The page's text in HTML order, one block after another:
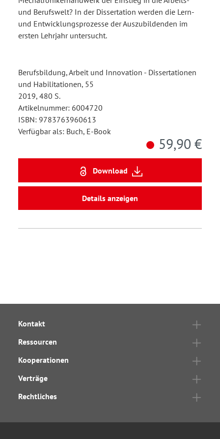
und Berufswelt? In der Dissertation werden die Lern-
und Entwicklungsprozesse der Auszubildenden im
ersten Lehrjahr untersucht.
Berufsbildung, Arbeit und Innovation - Dissertationen
und Habilitationen, 55
2019, 480 S.
Artikelnummer: 6004720
ISBN: 9783763960613
Verfügbar als: Buch, E-Book
59,90 €
Download
Details anzeigen
Kontakt
Ressourcen
Kooperationen
Verträge
Rechtliches